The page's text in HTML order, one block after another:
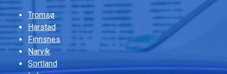
Tromsø
Harstad
Finnsnes
Narvik
Sortland